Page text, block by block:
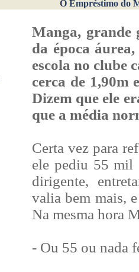
O Empréstimo do
Manga, grande
da época
escola no clube
cerca de 1,90m
Dizem que ele
que a média
Certa vez para
ele pediu 55 mil
dirigente,
valia bem mais,
Na mesma hora
- Ou 55 ou nada